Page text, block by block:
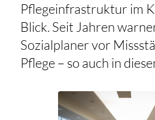
Pflegeinfrastruktur im
Blick. Seit Jahren
Sozialplaner vor
Pflege – so auch in